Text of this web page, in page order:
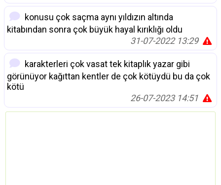
konusu çok saçma aynı yıldızın altında
kitabından sonra çok büyük hayal kırıklığı oldu
31-07-2022 13:29
karakterleri çok vasat tek kitaplık yazar gibi
görünüyor kağıttan kentler de çok kötüydü bu da çok
kötü
26-07-2023 14:51